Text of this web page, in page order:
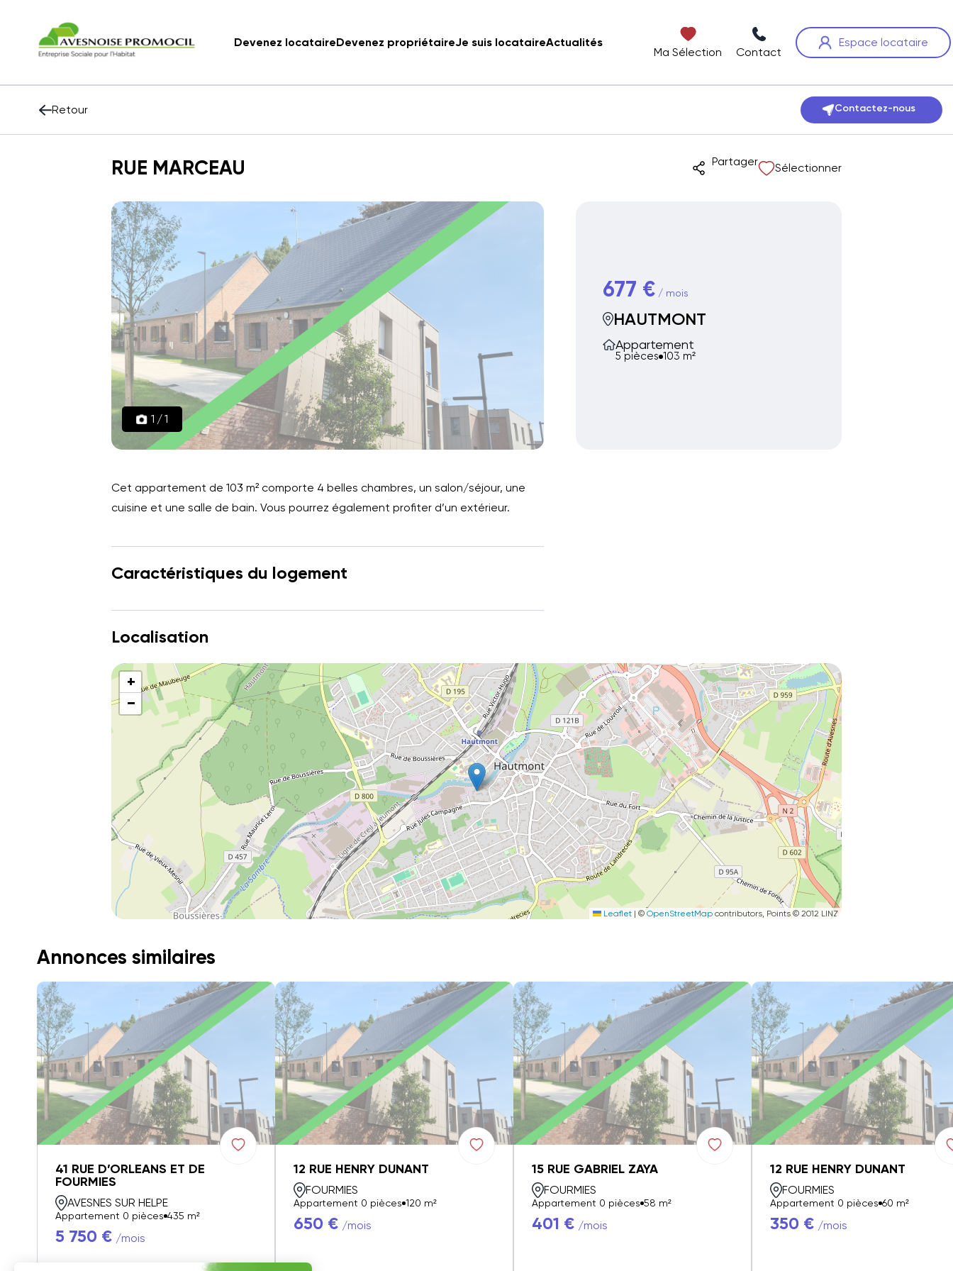
Devenez locataireDevenez propriétaireJe suis locataireActualités
Ma Sélection Contact
Espace locataire
Retour Contactez-nous
RUE MARCEAU Partager Sélectionner
1 /1
677 €/ mois
HAUTMONT
Appartement
5 pièces 103 m²
Cet appartement de 103 m² comporte 4 belles chambres, un salon/séjour, une
cuisine et une salle de bain. Vous pourrez également profiter d’un extérieur.
Caractéristiques du logement
Localisation
+
−
Leaflet | © OpenStreetMap contributors, Points © 2012 LINZ
Annonces similaires
41 RUE D’ORLEANS ET DE
FOURMIES
AVESNES SUR HELPE
Appartement 0 pièces 435 m²
5 750 € /mois
12 RUE HENRY DUNANT
FOURMIES
Appartement 0 pièces 120 m²
650 € /mois
15 RUE GABRIEL ZAYA
FOURMIES
Appartement 0 pièces 58 m²
401 € /mois
12 RUE HENRY DUNANT
FOURMIES
Appartement 0 pièces 60 m²
350 € /mois